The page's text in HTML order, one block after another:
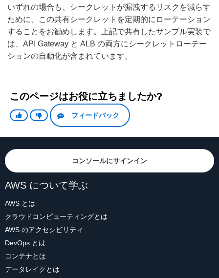
いずれの場合も、シークレットが漏洩するリスクを減らす
ために、この共有シークレットを定期的にローテーション
することをお勧めします。上記で共有したサンプル実装で
は、API Gateway と ALB の両方にシークレットローテー
ションの自動化が含まれています。
このページはお役に立ちましたか?
フィードバック
コンソールにサインイン
AWS について学ぶ
AWS とは
クラウドコンピューティングとは
AWS のアクセシビリティ
DevOps とは
コンテナとは
データレイクとは